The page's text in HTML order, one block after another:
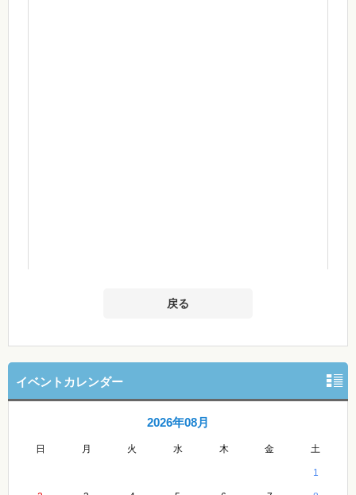
戻る
イベントカレンダー
2026年08月
日 月 火 水 木 金 土
1